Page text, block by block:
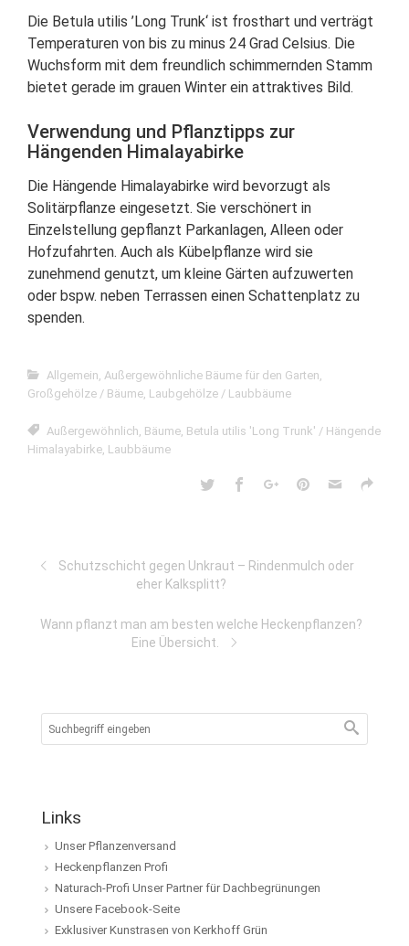
Die Betula utilis ’Long Trunk‘ ist frosthart und verträgt
Temperaturen von bis zu minus 24 Grad Celsius. Die
Wuchsform mit dem freundlich schimmernden Stamm
bietet gerade im grauen Winter ein attraktives Bild.
Verwendung und Pflanztipps zur
Hängenden Himalayabirke
Die Hängende Himalayabirke wird bevorzugt als
Solitärpflanze eingesetzt. Sie verschönert in
Einzelstellung gepflanzt Parkanlagen, Alleen oder
Hofzufahrten. Auch als Kübelpflanze wird sie
zunehmend genutzt, um kleine Gärten aufzuwerten
oder bspw. neben Terrassen einen Schattenplatz zu
spenden.
Allgemein, Außergewöhnliche Bäume für den Garten,
Großgehölze / Bäume, Laubgehölze / Laubbäume
Außergewöhnlich, Bäume, Betula utilis 'Long Trunk' / Hängende
Himalayabirke, Laubbäume
Schutzschicht gegen Unkraut – Rindenmulch oder
eher Kalksplitt?
Wann pflanzt man am besten welche Heckenpflanzen?
Eine Übersicht.
Links
Unser Pflanzenversand
Heckenpflanzen Profi
Naturach-Profi Unser Partner für Dachbegrünungen
Unsere Facebook-Seite
Exklusiver Kunstrasen von Kerkhoff Grün